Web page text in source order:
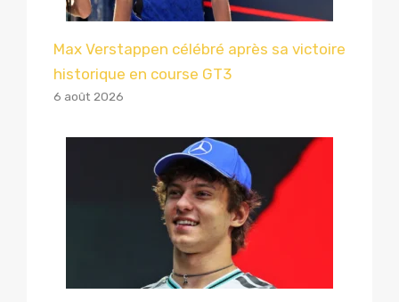
Max Verstappen célébré après sa victoire
historique en course GT3
6 août 2026